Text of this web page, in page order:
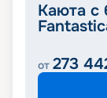
Каюта с
от 273